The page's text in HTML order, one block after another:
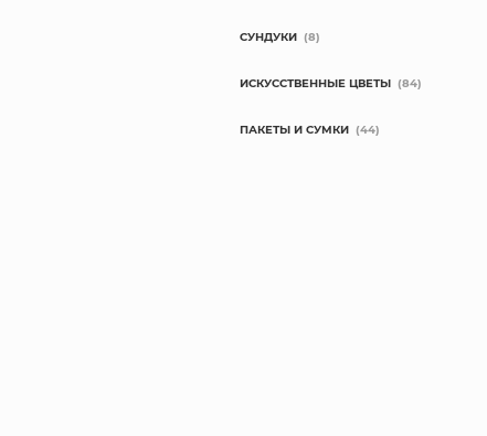
СУНДУКИ (8)
ИСКУССТВЕННЫЕ ЦВЕТЫ (84)
ПАКЕТЫ И СУМКИ (44)